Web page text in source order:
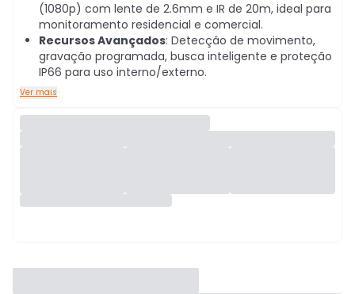
(1080p) com lente de 2.6mm e IR de 20m, ideal para
monitoramento residencial e comercial.
Recursos Avançados: Detecção de movimento,
gravação programada, busca inteligente e proteção
IP66 para uso interno/externo.
Ver mais